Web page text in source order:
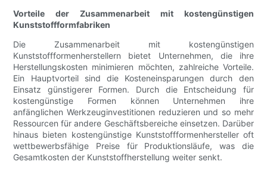
Vorteile der Zusammenarbeit mit kostengünstigen
Kunststoffformfabriken
Die Zusammenarbeit mit kostengünstigen
Kunststoffformenherstellern bietet Unternehmen, die ihre
Herstellungskosten minimieren möchten, zahlreiche Vorteile.
Ein Hauptvorteil sind die Kosteneinsparungen durch den
Einsatz günstigerer Formen. Durch die Entscheidung für
kostengünstige Formen können Unternehmen ihre
anfänglichen Werkzeuginvestitionen reduzieren und so mehr
Ressourcen für andere Geschäftsbereiche einsetzen. Darüber
hinaus bieten kostengünstige Kunststoffformenhersteller oft
wettbewerbsfähige Preise für Produktionsläufe, was die
Gesamtkosten der Kunststoffherstellung weiter senkt.